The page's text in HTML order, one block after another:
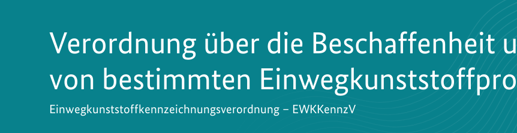
nukleare
SicherheitVerordnung über die Beschaffenheit
von bestimmten
Einwegkunststoffkennzeichnungsverordnung – EWKKennzV